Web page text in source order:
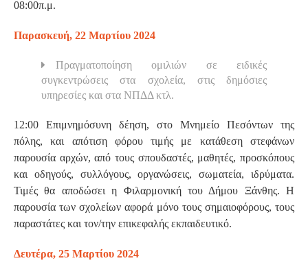
08:00π.μ.
Παρασκευή, 22 Μαρτίου 2024
Πραγματοποίηση ομιλιών σε ειδικές
συγκεντρώσεις στα σχολεία, στις δημόσιες
υπηρεσίες και στα ΝΠΔΔ κτλ.
12:00 Επιμνημόσυνη δέηση, στο Μνημείο Πεσόντων της
πόλης, και απότιση φόρου τιμής με κατάθεση στεφάνων
παρουσία αρχών, από τους σπουδαστές, μαθητές, προσκόπους
και οδηγούς, συλλόγους, οργανώσεις, σωματεία, ιδρύματα.
Τιμές θα αποδώσει η Φιλαρμονική του Δήμου Ξάνθης. Η
παρουσία των σχολείων αφορά μόνο τους σημαιοφόρους, τους
παραστάτες και τον/την επικεφαλής εκπαιδευτικό.
Δευτέρα, 25 Μαρτίου 2024